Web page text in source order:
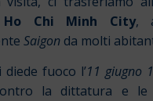
Ho Chi Minh City,
Saigon da molti
fuoco l’11 giugno
la dittatura e le